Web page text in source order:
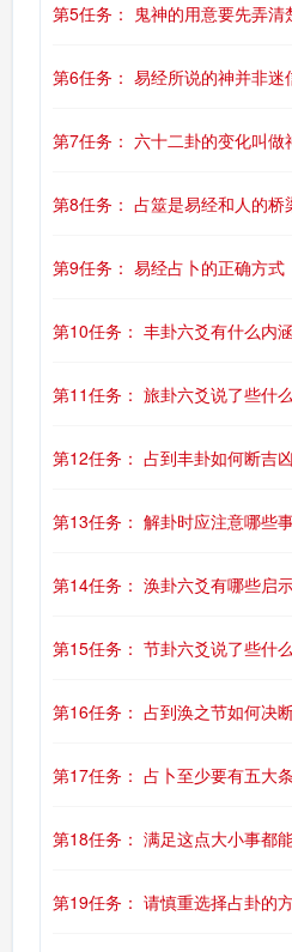
第5任务： 鬼神的用意要先弄清
第6任务： 易经所说的神并非迷
第7任务： 六十二卦的变化叫做
第8任务： 占筮是易经和人的桥
第9任务： 易经占卜的正确方式
第10任务： 丰卦六爻有什么内
第11任务： 旅卦六爻说了些什
第12任务： 占到丰卦如何断吉
第13任务： 解卦时应注意哪些
第14任务： 涣卦六爻有哪些启
第15任务： 节卦六爻说了些什
第16任务： 占到涣之节如何决
第17任务： 占卜至少要有五大
第18任务： 满足这点大小事都
第19任务： 请慎重选择占卦的